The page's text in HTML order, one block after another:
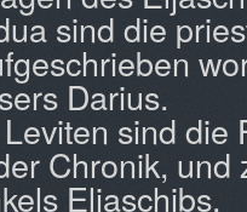
sind die
Darius.
sind die
Chronik, und
Eljaschibs.